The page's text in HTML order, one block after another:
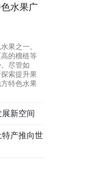
水果广
果之一。
的榴梿等
尽管如
索提升果
特色水果
新空间
产推向世